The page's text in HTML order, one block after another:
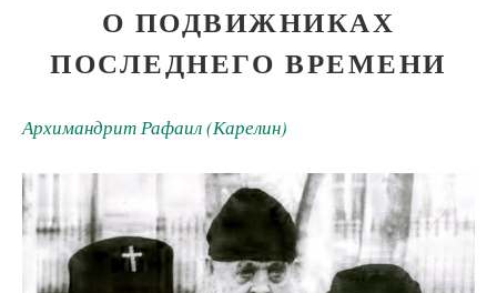
О ПОДВИЖНИКАХ
ПОСЛЕДНЕГО ВРЕМЕНИ
Архимандрит Рафаил (Карелин)